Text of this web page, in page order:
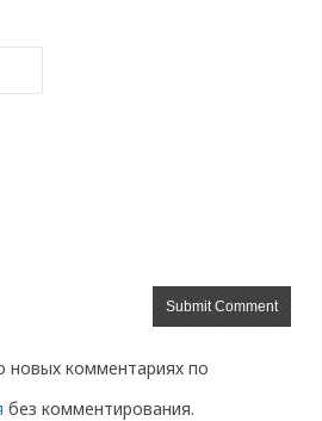
новых комментариях по
без комментирования.